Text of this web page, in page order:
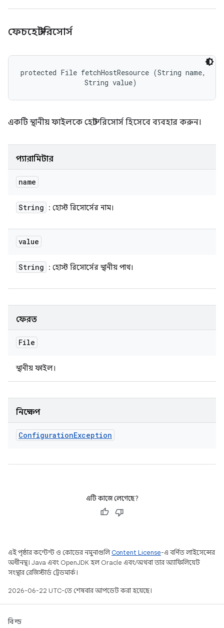
ফেচহোস্টরিসোর্স
protected File fetchHostResource (String name,
                String value)
একটি স্থানীয় ফাইলকে হোস্ট রিসোর্স হিসেবে ব্যবহার করুন।
প্যারামিটার
name
String : হোস্ট রিসোর্সের নাম।
value
String : হোস্ট রিসোর্সের স্থানীয় পাথ।
ফেরত
File
স্থানীয় ফাইল।
নিক্ষেপ
ConfigurationException
এটি কাজে লেগেছে?
এই পৃষ্ঠার কন্টেন্ট ও কোডের নমুনাগুলিContent License-এ বর্ণিত লাইসেন্সের
অধীনস্থ। Java এবং OpenJDK হল Oracle এবং/অথবা তার অ্যাফিলিয়েট
সংস্থার রেজিস্টার্ড ট্রেডমার্ক।
2026-06-22 UTC-তে শেষবার আপডেট করা হয়েছে।
বিল্ড